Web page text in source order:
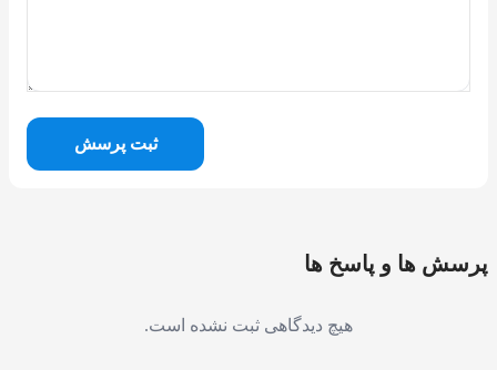
ثبت پرسش
پرسش ها و پاسخ ها
هیچ دیدگاهی ثبت نشده است.